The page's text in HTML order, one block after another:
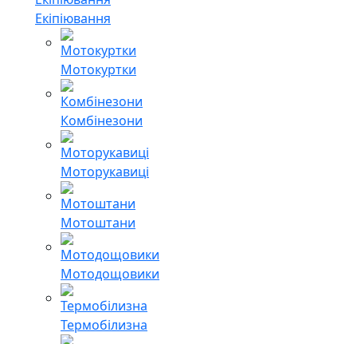
Екіпіювання
Мотокуртки
Комбінезони
Моторукавиці
Мотоштани
Мотодощовики
Термобілизна